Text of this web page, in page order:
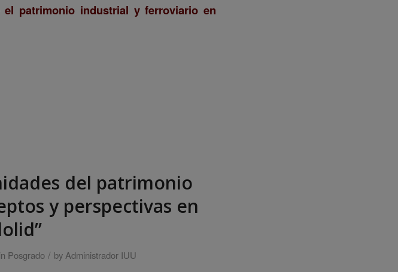
patrimonio industrial y ferroviario en
del patrimonio
y perspectivas en
in Posgrado / by Administrador IUU